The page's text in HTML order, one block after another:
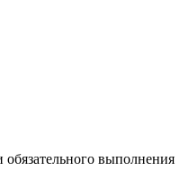
выполнения